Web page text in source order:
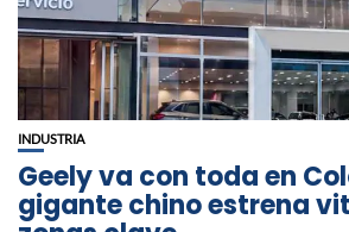
INDUSTRIA
Geely va con toda en
gigante chino estrena